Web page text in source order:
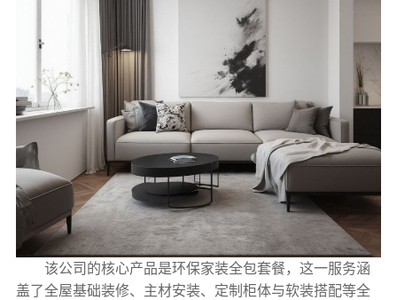
该公司的核心产品是环保家装全包套餐，这一服务涵
盖了全屋基础装修、主材安装、定制柜体与软装搭配等全